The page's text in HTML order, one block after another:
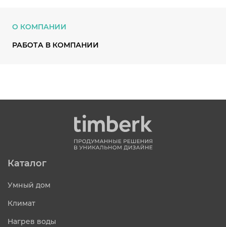
О КОМПАНИИ
РАБОТА В КОМПАНИИ
Каталог
Умный дом
Климат
Нагрев воды